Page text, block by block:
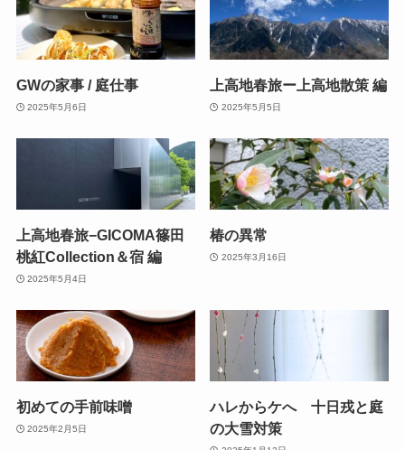
GWの家事 / 庭仕事
2025年5月6日
上高地春旅ー上高地散策 編
2025年5月5日
上高地春旅−GICOMA篠田
桃紅Collection＆宿 編
2025年5月4日
椿の異常
2025年3月16日
初めての手前味噌
2025年2月5日
ハレからケへ 十日戎と庭
の大雪対策